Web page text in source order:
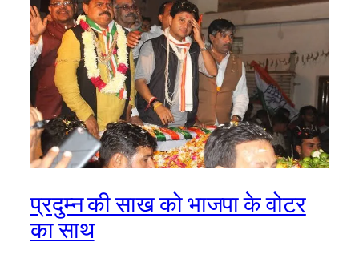
प्रदुम्न की साख को भाजपा के वोटर
का साथ